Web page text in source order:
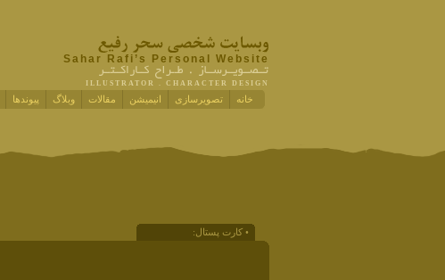
Sahar Rafi’s Personal Website
ILLUSTRATOR . CHARACTER DESIGN
خانه تصویرسازی انیمیشن مقالات وبلاگ پیوندها
• کارت پستال: